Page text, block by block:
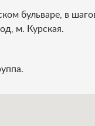
бульваре, в
м. Курская.